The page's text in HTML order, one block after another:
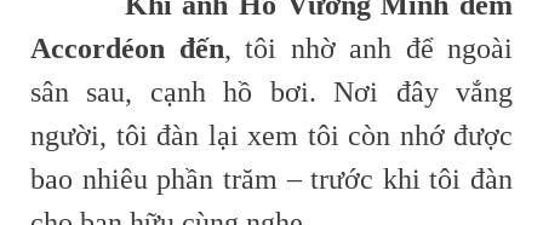
Accordéon đến, tôi nhờ anh để ngoài
sân sau, cạnh hồ bơi. Nơi đây vắng
người, tôi đàn lại xem tôi còn nhớ được
bao nhiêu phần trăm – trước khi tôi đàn